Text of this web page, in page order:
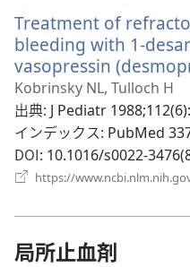
く）
Treatment of
bleeding with 1-
vasopressin
Kobrinsky NL, Tulloch H
出典‎: J Pediatr
インデックス‎: PubMed
DOI‎: 10.1016/s0022-
https://
局所止血剤